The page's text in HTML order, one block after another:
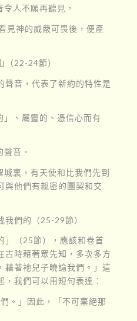
人不願再聽見。
見神的威嚴可畏後，便產
（22-24節）
聲音，代表了新約的特性是
、屬靈的、憑信心而有
音。
裏，有天使和比我們先到
與他們有親密的團契和交
我們的（25-29節）
」（25節），應該和卷首
古時藉著眾先知，多次多方
藉著衪兒子曉諭我們。」這
我們可以用短句表達：
。」因此，「不可棄絕那